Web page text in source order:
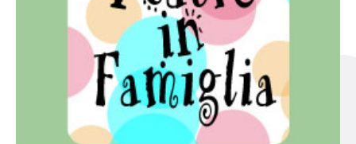
Teatro in famiglia
Teatro In Famiglia è una rassegna di teatro concepita
per far condividere e godere del teatro all’intera
famiglia.